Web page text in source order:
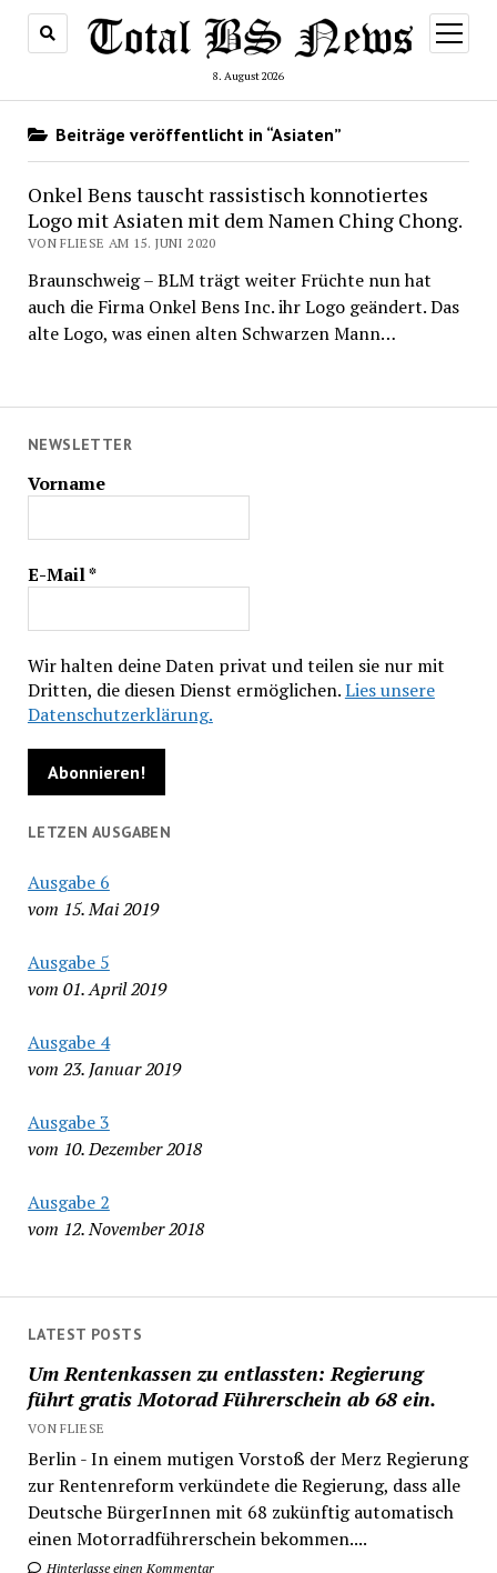
8. August 2026
Menü
öffnen
NEWSLETTER
Vorname
E-Mail*
Wir halten deine Daten privat und teilen sie nur mit
Dritten, die diesen Dienst ermöglichen.Lies unsere
Datenschutzerklärung.
LETZEN AUSGABEN
Ausgabe 6
vom 15. Mai 2019
Ausgabe 5
vom 01. April 2019
Ausgabe 4
vom 23. Januar 2019
Ausgabe 3
vom 10. Dezember 2018
Ausgabe 2
vom 12. November 2018
Beiträge veröffentlicht in “Asiaten”
Onkel Bens tauscht rassistisch konnotiertes
Logo mit Asiaten mit dem Namen Ching Chong.
VON FLIESE AM 15. JUNI 2020
Braunschweig – BLM trägt weiter Früchte nun hat
auch die Firma Onkel Bens Inc. ihr Logo geändert. Das
alte Logo, was einen alten Schwarzen Mann…
LATEST POSTS
Um Rentenkassen zu entlassten: Regierung
führt gratis Motorad Führerschein ab 68 ein.
VON FLIESE
Berlin - In einem mutigen Vorstoß der Merz Regierung
zur Rentenreform verkündete die Regierung, dass alle
Deutsche BürgerInnen mit 68 zukünftig automatisch
einen Motorradführerschein bekommen....
Hinterlasse einen Kommentar